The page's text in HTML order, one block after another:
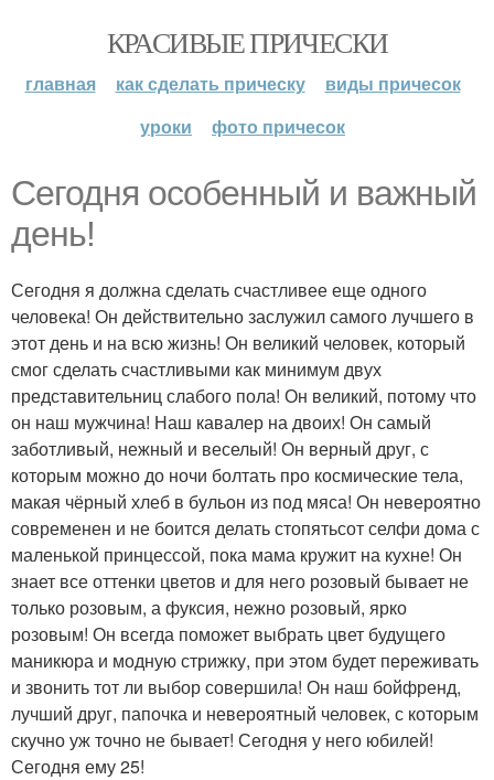
КРАСИВЫЕ ПРИЧЕСКИ
главная как сделать прическу
виды причесок
уроки
фото причесок
Сегодня особенный и важный
день!
Сегодня я должна сделать счастливее еще одного
человека! Он действительно заслужил самого лучшего в
этот день и на всю жизнь! Он великий человек, который
смог сделать счастливыми как минимум двух
представительниц слабого пола! Он великий, потому что
он наш мужчина! Наш кавалер на двоих! Он самый
заботливый, нежный и веселый! Он верный друг, с
которым можно до ночи болтать про космические тела,
макая чёрный хлеб в бульон из под мяса! Он невероятно
современен и не боится делать стопятьсот селфи дома с
маленькой принцессой, пока мама кружит на кухне! Он
знает все оттенки цветов и для него розовый бывает не
только розовым, а фуксия, нежно розовый, ярко
розовым! Он всегда поможет выбрать цвет будущего
маникюра и модную стрижку, при этом будет переживать
и звонить тот ли выбор совершила! Он наш бойфренд,
лучший друг, папочка и невероятный человек, с которым
скучно уж точно не бывает! Сегодня у него юбилей!
Сегодня ему 25!